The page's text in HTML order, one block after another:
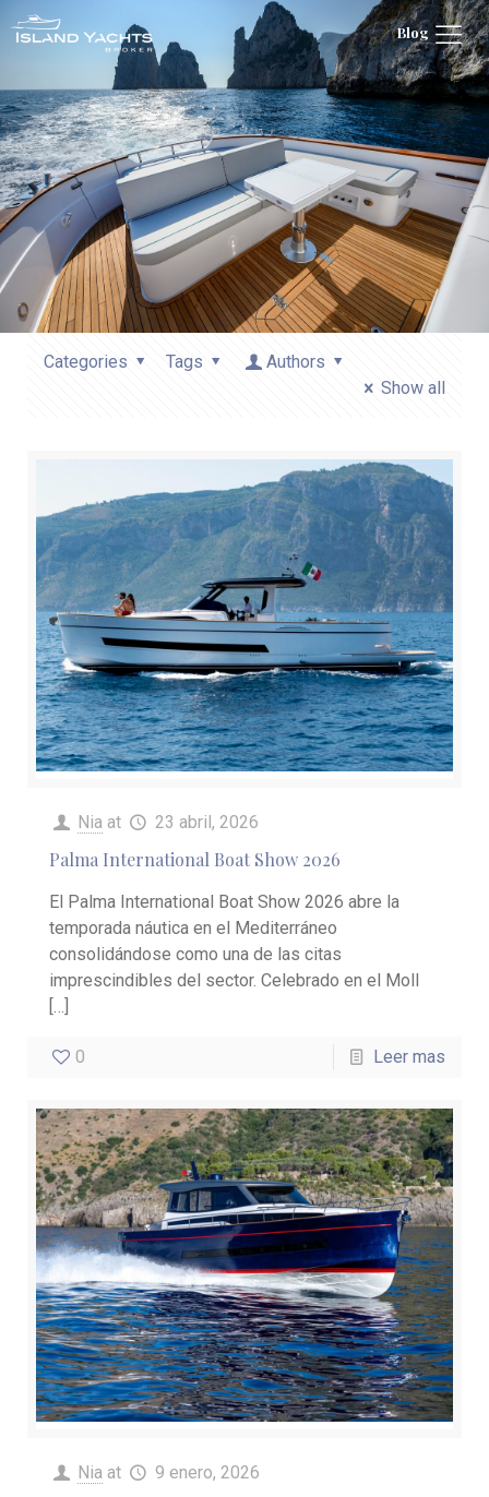
Blog
Categories Tags
Authors
Show all
Nia at 23 abril, 2026
Palma International Boat Show 2026
El Palma International Boat Show 2026 abre la
temporada náutica en el Mediterráneo
consolidándose como una de las citas
imprescindibles del sector. Celebrado en el Moll
[…]
0 Leer mas
Nia at 9 enero, 2026